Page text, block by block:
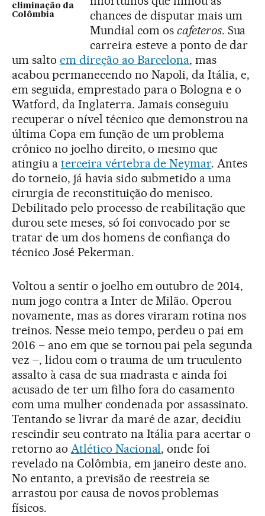
eliminação da
Colômbia
chances de disputar mais um
Mundial com os cafeteros. Sua
carreira esteve a ponto de dar
um salto em direção ao Barcelona, mas
acabou permanecendo no Napoli, da Itália, e,
em seguida, emprestado para o Bologna e o
Watford, da Inglaterra. Jamais conseguiu
recuperar o nível técnico que demonstrou na
última Copa em função de um problema
crônico no joelho direito, o mesmo que
atingiu a terceira vértebra de Neymar. Antes
do torneio, já havia sido submetido a uma
cirurgia de reconstituição do menisco.
Debilitado pelo processo de reabilitação que
durou sete meses, só foi convocado por se
tratar de um dos homens de confiança do
técnico José Pekerman.
Voltou a sentir o joelho em outubro de 2014,
num jogo contra a Inter de Milão. Operou
novamente, mas as dores viraram rotina nos
treinos. Nesse meio tempo, perdeu o pai em
2016 – ano em que se tornou pai pela segunda
vez –, lidou com o trauma de um truculento
assalto à casa de sua madrasta e ainda foi
acusado de ter um filho fora do casamento
com uma mulher condenada por assassinato.
Tentando se livrar da maré de azar, decidiu
rescindir seu contrato na Itália para acertar o
retorno ao Atlético Nacional, onde foi
revelado na Colômbia, em janeiro deste ano.
No entanto, a previsão de reestreia se
arrastou por causa de novos problemas
físicos.